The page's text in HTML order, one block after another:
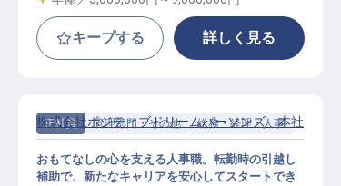
キープする 詳しく見る
正社員 管理部門・その他 総務・経理・人事
株式会社ポジティブドリームパーソンズ 本社
おもてなしの心を支える人事職。転勤時の引越し
補助で、新たなキャリアを安心してスタートでき